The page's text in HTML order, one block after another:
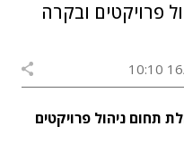
פרויקטים ובקרה
תחום ניהול פרויקטים